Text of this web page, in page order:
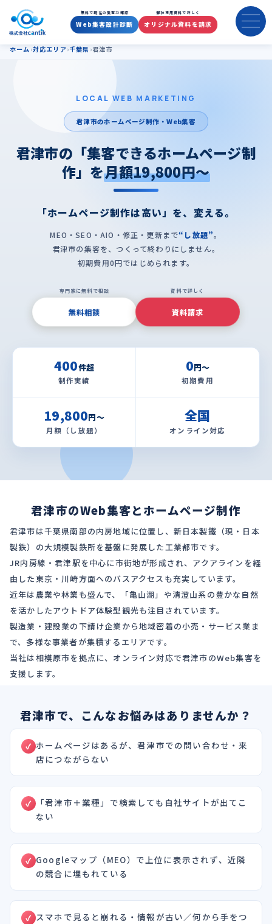
君津市のホームページ制作・集
無料で現在の集客力確認
Web集客設計診断
御社専用資料で詳しく
オリジナル資料を請求
ホーム 対応エリア 千葉県 君津市
LOCAL WEB MARKETING
君津市のホームページ制作・Web集客
君津市の「集客できるホームページ制
作」を月額19,800円〜
「ホームページ制作は高い」を、変える。
MEO・SEO・AIO・修正・更新まで“し放題”。
君津市の集客を、つくって終わりにしません。
初期費用0円ではじめられます。
専門家に無料で相談
無料相談
資料で詳しく
資料請求
400件超
制作実績
0円〜
初期費用
19,800円〜
月額（し放題）
全国
オンライン対応
君津市のWeb集客とホームページ制作
君津市は千葉県南部の内房地域に位置し、新日本製鐵（現・日本
製鉄）の大規模製鉄所を基盤に発展した工業都市です。
JR内房線・君津駅を中心に市街地が形成され、アクアラインを経
由した東京・川崎方面へのバスアクセスも充実しています。
近年は農業や林業も盛んで、「亀山湖」や清澄山系の豊かな自然
を活かしたアウトドア体験型観光も注目されています。
製造業・建設業の下請け企業から地域密着の小売・サービス業ま
で、多様な事業者が集積するエリアです。
当社は相模原市を拠点に、オンライン対応で君津市のWeb集客を
支援します。
君津市で、こんなお悩みはありませんか？
ホームページはあるが、君津市での問い合わせ・来
店につながらない
「君津市＋業種」で検索しても自社サイトが出てこ
ない
Googleマップ（MEO）で上位に表示されず、近隣
の競合に埋もれている
スマホで見ると崩れる・情報が古い／何から手をつ